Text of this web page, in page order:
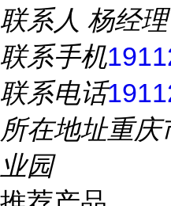
联系人 杨经理
联系手机
联系电话
所在地址重庆
业园